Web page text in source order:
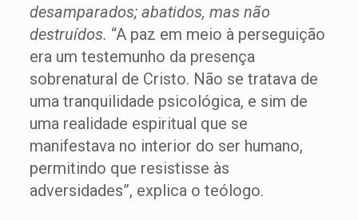
desamparados; abatidos, mas não
destruídos. “A paz em meio à perseguição
era um testemunho da presença
sobrenatural de Cristo. Não se tratava de
uma tranquilidade psicológica, e sim de
uma realidade espiritual que se
manifestava no interior do ser humano,
permitindo que resistisse às
adversidades”, explica o teólogo.